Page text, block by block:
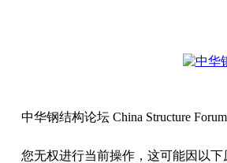
中华钢结构论坛 China Structure
您无权进行当前操作，这可能因以下